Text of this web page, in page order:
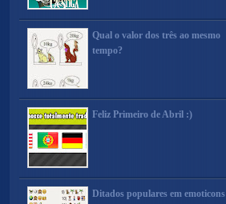
Qual o valor dos três ao mesmo
tempo?
Feliz Primeiro de Abril :)
Ditados populares em emoticons